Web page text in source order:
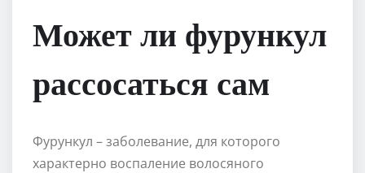
Может ли фурункул
рассосаться сам
Фурункул – заболевание, для которого
характерно воспаление волосяного